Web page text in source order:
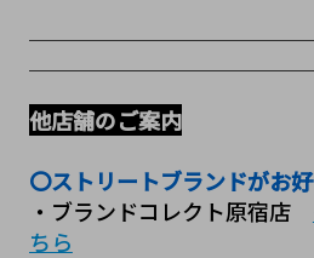
他店舗のご案内
〇ストリートブランドがお好
・ブランドコレクト原宿店
ちら